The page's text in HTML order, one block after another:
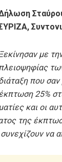
με
που
25%
και οι
της
να